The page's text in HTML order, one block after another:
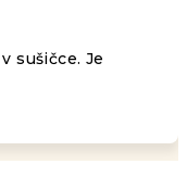
sušičce. Je